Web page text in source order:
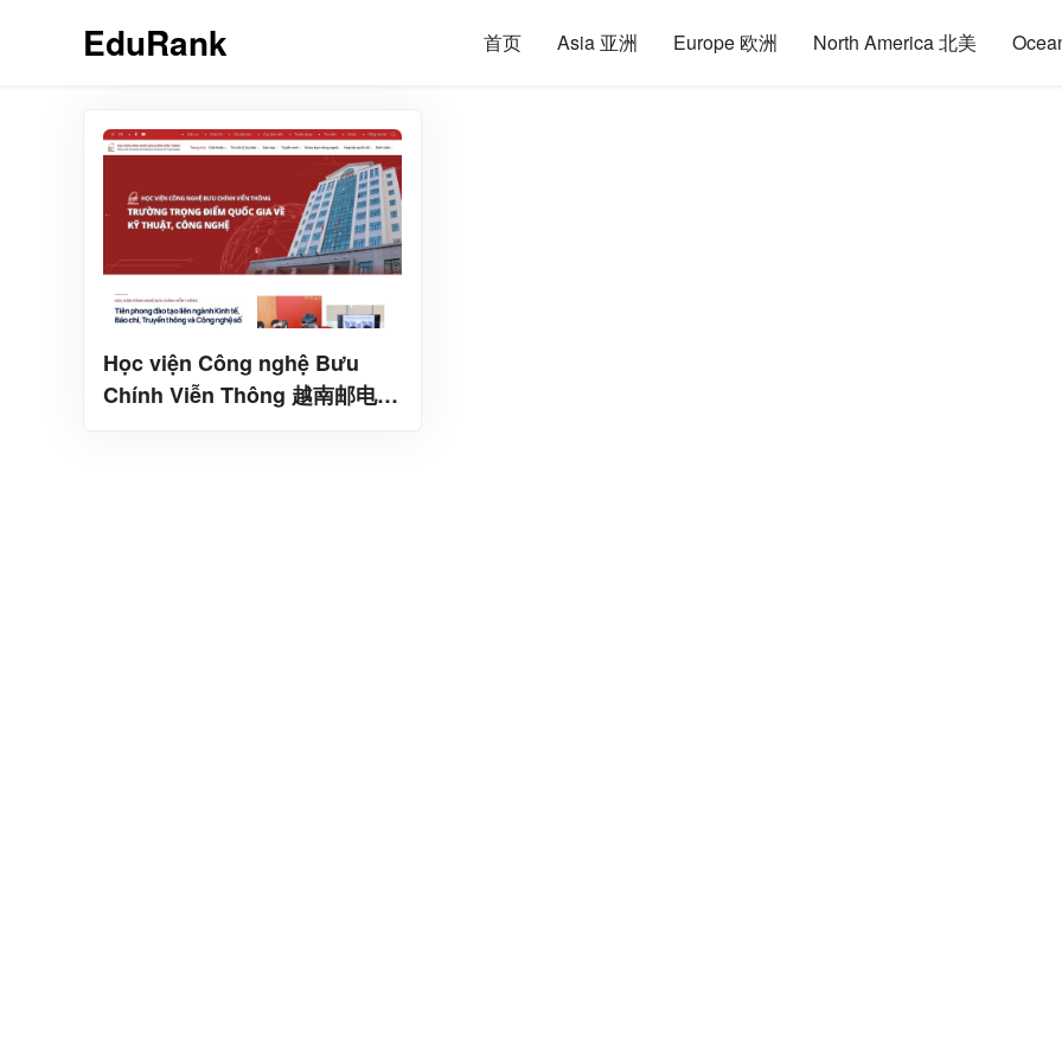
EduRank 首页 Asia 亚洲 Europe 欧洲 North America 北美
Học viện Công nghệ Bưu
Chính Viễn Thông 越南邮电学